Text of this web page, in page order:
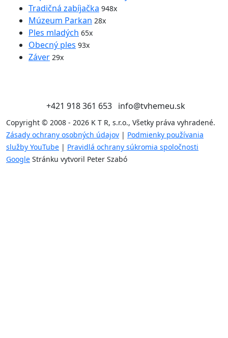
Tradičná zabíjačka 948x
Múzeum Parkan 28x
Ples mladých 65x
Obecný ples 93x
Záver 29x
+421 918 361 653 info@tvhemeu.sk
Copyright © 2008 - 2026 K T R, s.r.o., Všetky práva vyhradené.
Zásady ochrany osobných údajov | Podmienky používania
služby YouTube | Pravidlá ochrany súkromia spoločnosti
Google Stránku vytvoril Peter Szabó